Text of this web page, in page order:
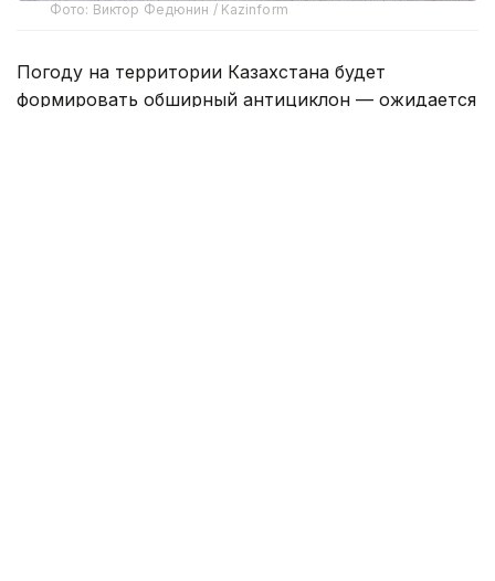
Фото: Виктор Федюнин / Kazinform
Погоду на территории Казахстана будет
формировать обширный антициклон — ожидается